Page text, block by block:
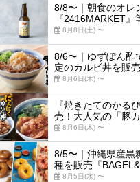
8/8〜｜朝食のオレ
『2416MARKET
8月8日(土) 〜
8/6〜｜ゆずぽん酢
定のカルビ丼を販
8月6日(木) 〜
『焼きたてのかる
売！大人気の「豚
8月6日(木) 〜
8/5〜｜沖縄県産黒
種を販売『
8月5日(水) 〜